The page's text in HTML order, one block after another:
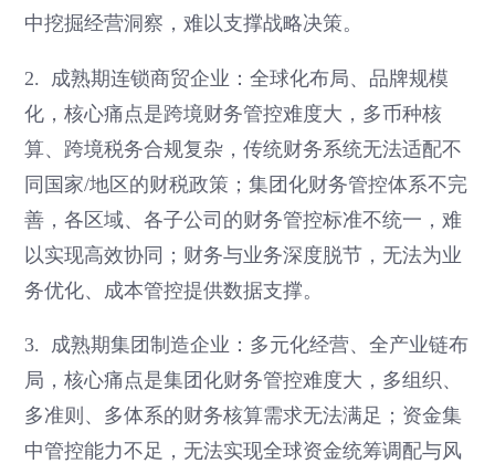
中挖掘经营洞察，难以支撑战略决策。
2. 成熟期连锁商贸企业：全球化布局、品牌规模
化，核心痛点是跨境财务管控难度大，多币种核
算、跨境税务合规复杂，传统财务系统无法适配不
同国家/地区的财税政策；集团化财务管控体系不完
善，各区域、各子公司的财务管控标准不统一，难
以实现高效协同；财务与业务深度脱节，无法为业
务优化、成本管控提供数据支撑。
3. 成熟期集团制造企业：多元化经营、全产业链布
局，核心痛点是集团化财务管控难度大，多组织、
多准则、多体系的财务核算需求无法满足；资金集
中管控能力不足，无法实现全球资金统筹调配与风